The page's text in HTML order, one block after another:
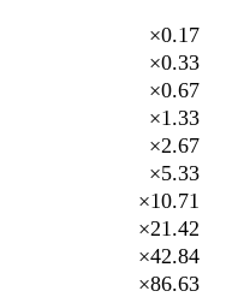
×0.17
×0.33
×0.67
×1.33
×2.67
×5.33
×10.71
×21.42
×42.84
×86.63